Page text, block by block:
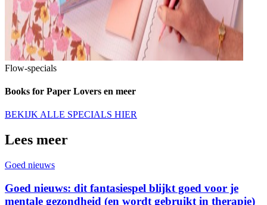
Flow-specials
Books for Paper Lovers en meer
BEKIJK ALLE SPECIALS HIER
Lees meer
Goed nieuws
Goed nieuws: dit fantasiespel blijkt goed voor je
mentale gezondheid (en wordt gebruikt in therapie)